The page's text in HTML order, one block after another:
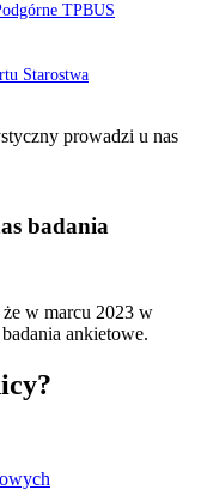
TPBUS
Starostwa
prowadzi u nas
badania
w marcu 2023 w
ankietowe.